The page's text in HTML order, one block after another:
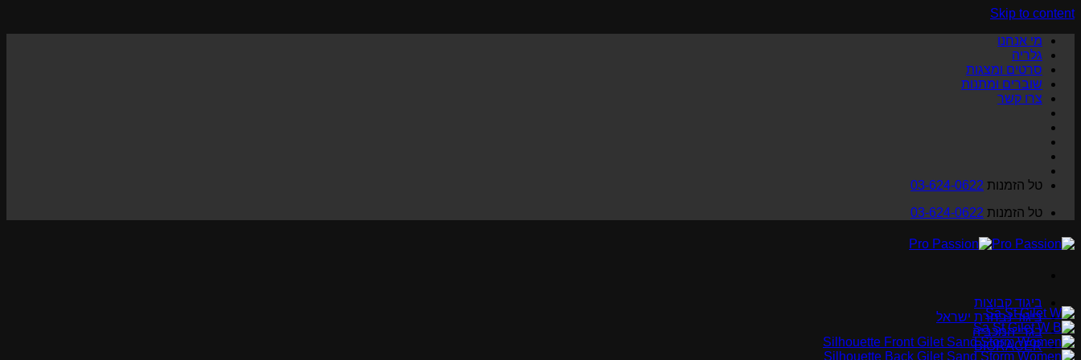
Skip to content
מי אנחנו
גלריה
סרטים ומצגות
שוברים ומתנות
צרו קשר
טל הזמנות 03-624-0622
טל הזמנות 03-624-0622
ביגוד קבוצות
ביגוד נבחרת ישראל
בגדי המכביה
BIORACER